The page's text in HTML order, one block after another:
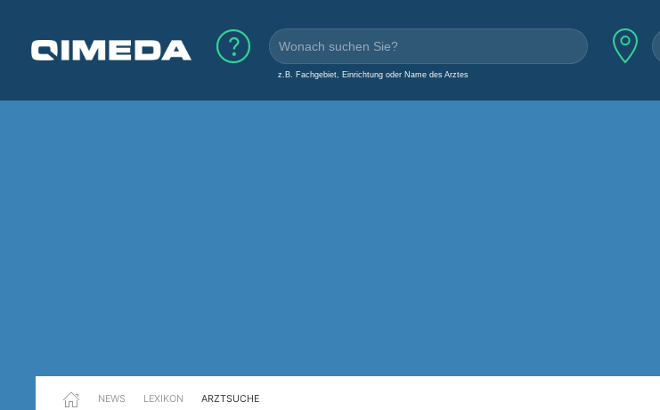
z.B. Fachgebiet, Einrichtung oder Name des Arztes
NEWS LEXIKON ARZTSUCHE